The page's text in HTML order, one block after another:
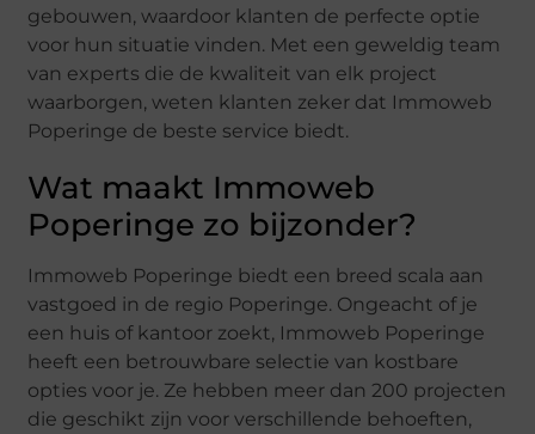
gebouwen, waardoor klanten de perfecte optie
voor hun situatie vinden. Met een geweldig team
van experts die de kwaliteit van elk project
waarborgen, weten klanten zeker dat Immoweb
Poperinge de beste service biedt.
Wat maakt Immoweb
Poperinge zo bijzonder?
Immoweb Poperinge biedt een breed scala aan
vastgoed in de regio Poperinge. Ongeacht of je
een huis of kantoor zoekt, Immoweb Poperinge
heeft een betrouwbare selectie van kostbare
opties voor je. Ze hebben meer dan 200 projecten
die geschikt zijn voor verschillende behoeften,